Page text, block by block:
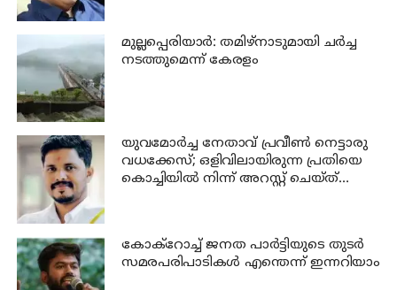
മുല്ലപ്പെരിയാര്‍: തമിഴ്‌നാടുമായി ചര്‍ച്ച
നടത്തുമെന്ന് കേരളം
യുവമോര്‍ച്ച നേതാവ് പ്രവീണ്‍ നെട്ടാരു
വധക്കേസ്; ഒളിവിലായിരുന്ന പ്രതിയെ
കൊച്ചിയില്‍ നിന്ന് അറസ്റ്റ് ചെയ്ത്
കോക്റോച്ച് ജനത പാര്‍ട്ടിയുടെ തുടര്‍
സമരപരിപാടികള്‍ എന്തെന്ന് ഇന്നറിയാം